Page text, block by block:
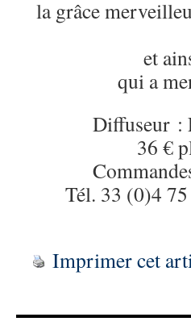
la grâce
et
qui a
Diffuseur :
36 €
Tél. 33 (0)4
Imprimer cet